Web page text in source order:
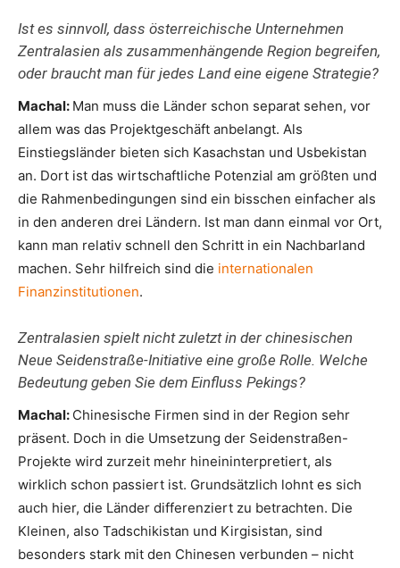
Ist es sinnvoll, dass österreichische Unternehmen
Zentralasien als zusammenhängende Region begreifen,
oder braucht man für jedes Land eine eigene Strategie?
Machal: Man muss die Länder schon separat sehen, vor
allem was das Projektgeschäft anbelangt. Als
Einstiegsländer bieten sich Kasachstan und Usbekistan
an. Dort ist das wirtschaftliche Potenzial am größten und
die Rahmenbedingungen sind ein bisschen einfacher als
in den anderen drei Ländern. Ist man dann einmal vor Ort,
kann man relativ schnell den Schritt in ein Nachbarland
machen. Sehr hilfreich sind die internationalen
Finanzinstitutionen.
Zentralasien spielt nicht zuletzt in der chinesischen
Neue Seidenstraße-Initiative eine große Rolle. Welche
Bedeutung geben Sie dem Einfluss Pekings?
Machal: Chinesische Firmen sind in der Region sehr
präsent. Doch in die Umsetzung der Seidenstraßen-
Projekte wird zurzeit mehr hineininterpretiert, als
wirklich schon passiert ist. Grundsätzlich lohnt es sich
auch hier, die Länder differenziert zu betrachten. Die
Kleinen, also Tadschikistan und Kirgisistan, sind
besonders stark mit den Chinesen verbunden – nicht